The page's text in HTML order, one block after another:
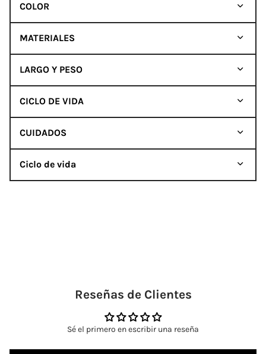
COLOR
MATERIALES
LARGO Y PESO
CICLO DE VIDA
CUIDADOS
Ciclo de vida
Reseñas de Clientes
Sé el primero en escribir una reseña